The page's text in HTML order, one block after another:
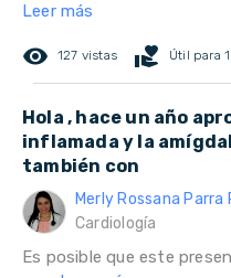
Leer más
remove_red_eye 127 vistas volunteer_activism Útil para
Hola , hace un año
inflamada y la
también con
Merly Rossana Parra
Cardiología
Es posible que este